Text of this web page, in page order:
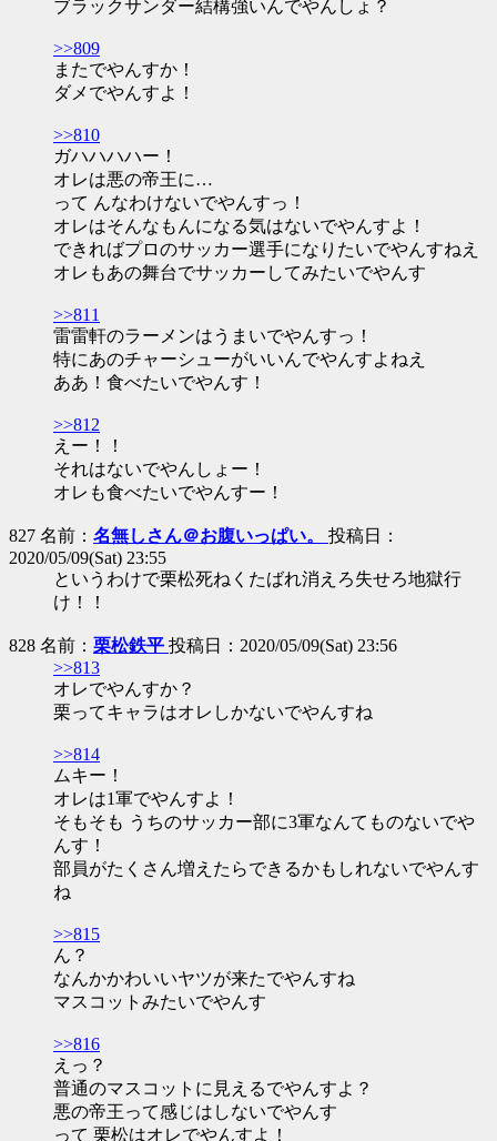
ブラックサンダー結構強いんでやんしょ？
>>809
またでやんすか！
ダメでやんすよ！
>>810
ガハハハハー！
オレは悪の帝王に…
って んなわけないでやんすっ！
オレはそんなもんになる気はないでやんすよ！
できればプロのサッカー選手になりたいでやんすねえ
オレもあの舞台でサッカーしてみたいでやんす
>>811
雷雷軒のラーメンはうまいでやんすっ！
特にあのチャーシューがいいんでやんすよねえ
ああ！食べたいでやんす！
>>812
えー！！
それはないでやんしょー！
オレも食べたいでやんすー！
827 名前： 名無しさん＠お腹いっぱい。 投稿日：
2020/05/09(Sat) 23:55
というわけで栗松死ねくたばれ消えろ失せろ地獄行
け！！
828 名前： 栗松鉄平 投稿日：2020/05/09(Sat) 23:56
>>813
オレでやんすか？
栗ってキャラはオレしかないでやんすね
>>814
ムキー！
オレは1軍でやんすよ！
そもそも うちのサッカー部に3軍なんてものないでや
んす！
部員がたくさん増えたらできるかもしれないでやんす
ね
>>815
ん？
なんかかわいいヤツが来たでやんすね
マスコットみたいでやんす
>>816
えっ？
普通のマスコットに見えるでやんすよ？
悪の帝王って感じはしないでやんす
って 栗松はオレでやんすよ！